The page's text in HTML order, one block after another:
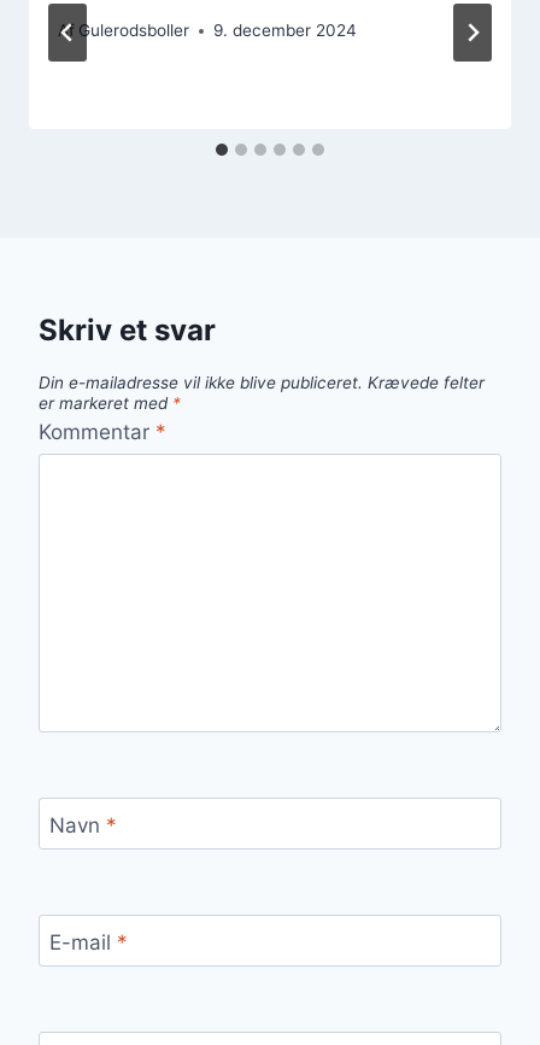
Af Gulerodsboller 9. december 2024
Skriv et svar
Din e-mailadresse vil ikke blive publiceret. Krævede felter
er markeret med *
Kommentar *
Navn *
E-mail *